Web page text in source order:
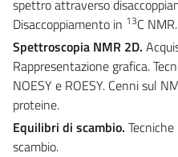
spettro attraverso
Disaccoppiamento in 13C NMR.
Spettroscopia NMR 2D.
Rappresentazione grafica.
NOESY e ROESY. Cenni sul
proteine.
Equilibri di scambio.
scambio.